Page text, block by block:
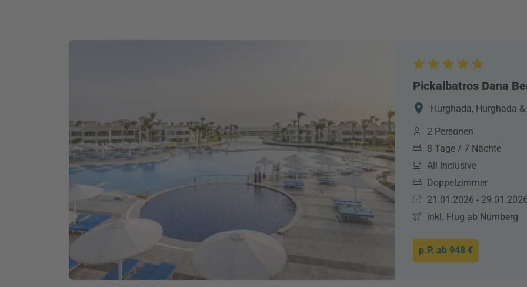
Pickalbatros Dana
Hurghada, Hurghada
2 Personen
8 Tage / 7 Nächte
All Inclusive
Doppelzimmer
21.01.2026 -
inkl. Flug ab Nürnberg
p.P. ab 948 €